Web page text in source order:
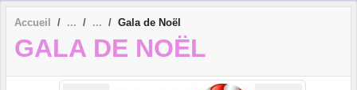
Accueil Gala de Noël
GALA DE NOËL